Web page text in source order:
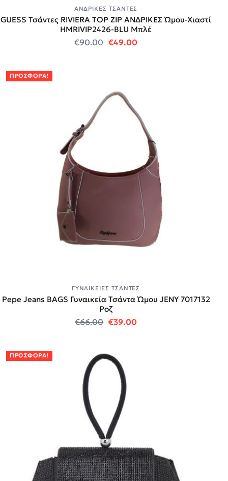
ΑΝΔΡΙΚΈΣ ΤΣΆΝΤΕΣ
GUESS Τσάντες RIVIERA TOP ZIP ΑΝΔΡΙΚΕΣ Ώμου-Χιαστί
HMRIVIP2426-BLU Μπλέ
€90.00 Original price was: €90.00.
€49.00Η τρέχουσα τιμή
ΠΡΟΣΦΟΡΆ!
ΓΥΝΑΙΚΕΊΕΣ ΤΣΆΝΤΕΣ
Pepe Jeans BAGS Γυναικεία Τσάντα Ώμου JENY 7017132
Ροζ
€66.00 Original price was: €66.00.
€39.00Η τρέχουσα τιμή
ΠΡΟΣΦΟΡΆ!